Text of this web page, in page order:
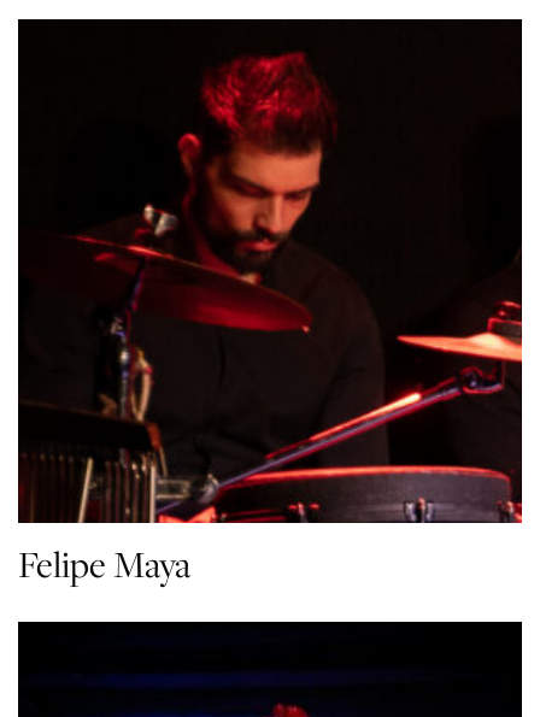
Felipe Maya